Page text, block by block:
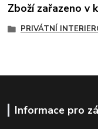
Zboží zařazeno v
PRIVÁTNÍ
Informace pro